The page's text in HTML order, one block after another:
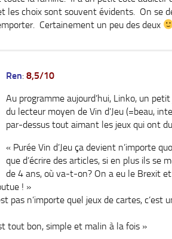
les choix sont souvent évidents. On se
Certainement un peu des deux
Ren: 8,5/10
Au programme aujourd’hui, Linko, un
du lecteur moyen de Vin d’Jeu (=beau,
par-dessus tout aimant les jeux qui ont
« Purée Vin d’Jeu ça devient n’importe
que d’écrire des articles, si en plus ils se
de 4 ans, où va-t-on? On a eu le Brexit et
! »
pas n’importe quel jeux de cartes, c’est
tout bon, simple et malin à la fois »